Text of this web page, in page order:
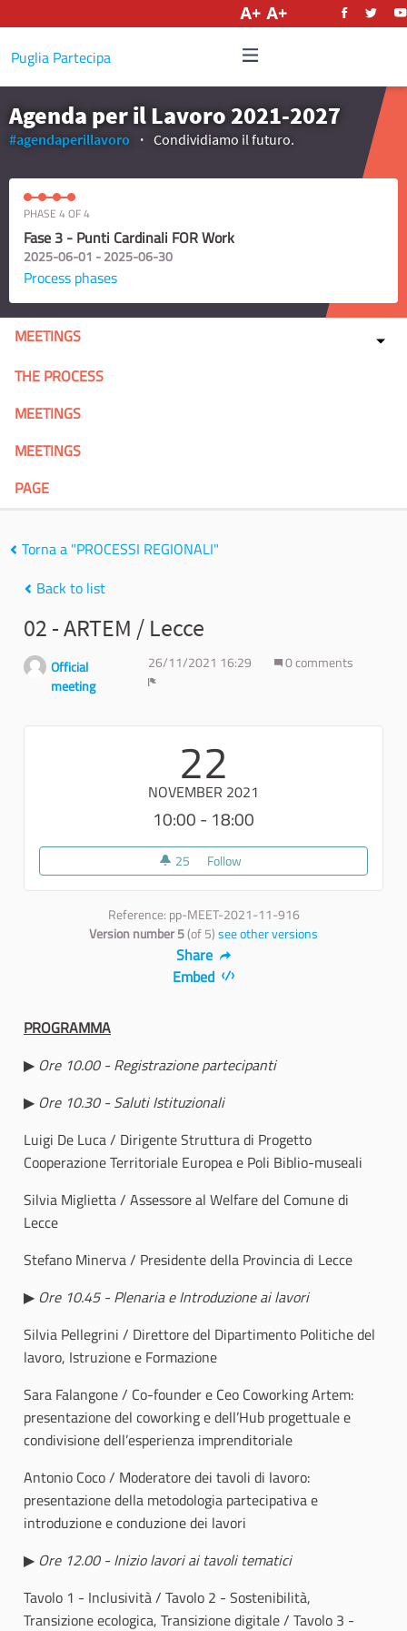
Puglia Partecipa
Agenda per il Lavoro 2021-2027
#agendaperillavoro Condividiamo il futuro.
PHASE 4 OF 4
Fase 3 - Punti Cardinali FOR Work
2025-06-01 - 2025-06-30
Process phases
MEETINGS
THE PROCESS
MEETINGS
MEETINGS
PAGE
Torna a "PROCESSI REGIONALI"
Back to list
02 - ARTEM / Lecce
Official
meeting
26/11/2021 16:29
0 comments
22
NOVEMBER 2021
10:00 - 18:00
25 25 followers
Follow
Reference: pp-MEET-2021-11-916
Version number 5(of 5)see other versions
Share
Embed
PROGRAMMA
▶ Ore 10.00 - Registrazione partecipanti
▶ Ore 10.30 - Saluti Istituzionali
Luigi De Luca / Dirigente Struttura di Progetto
Cooperazione Territoriale Europea e Poli Biblio-museali
Silvia Miglietta / Assessore al Welfare del Comune di
Lecce
Stefano Minerva / Presidente della Provincia di Lecce
▶ Ore 10.45 - Plenaria e Introduzione ai lavori
Silvia Pellegrini / Direttore del Dipartimento Politiche del
lavoro, Istruzione e Formazione
Sara Falangone / Co-founder e Ceo Coworking Artem:
presentazione del coworking e dell’Hub progettuale e
condivisione dell’esperienza imprenditoriale
Antonio Coco / Moderatore dei tavoli di lavoro:
presentazione della metodologia partecipativa e
introduzione e conduzione dei lavori
▶ Ore 12.00 - Inizio lavori ai tavoli tematici
Tavolo 1 - Inclusività / Tavolo 2 - Sostenibilità,
Transizione ecologica, Transizione digitale / Tavolo 3 -